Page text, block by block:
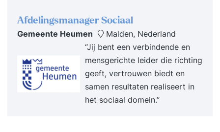
Identificeren van weerstand en handvaten hoe
hier mee om te gaan Inrichting – Rollen,
verantwoordelijkheden, proces en teams bij het
OKR-proces Leiderschap – Persoonlijke sterke
punten en ontwikkelpunten bij het implementeren.
van OKR’s Dag 1 Strategie 09:00 inloop09:30
Afdelingsmanager Sociaal
Gemeente Heumen
Malden, Nederland
“Jij bent een verbindende en
mensgerichte leider die richting
geeft, vertrouwen biedt en
samen resultaten realiseert in
het sociaal domein.”